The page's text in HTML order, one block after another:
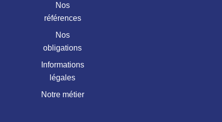
Nos
références
Nos
obligations
Informations
légales
Notre métier